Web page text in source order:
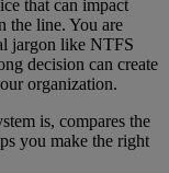
that can impact
the line. You are
jargon like NTFS
decision can create
organization.
is, compares the
you make the right